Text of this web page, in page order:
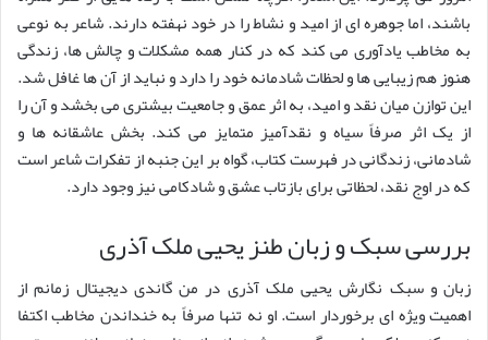
باشند، اما جوهره ای از امید و نشاط را در خود نهفته دارند. شاعر به نوعی
به مخاطب یادآوری می کند که در کنار همه مشکلات و چالش ها، زندگی
هنوز هم زیبایی ها و لحظات شادمانه خود را دارد و نباید از آن ها غافل شد.
این توازن میان نقد و امید، به اثر عمق و جامعیت بیشتری می بخشد و آن را
از یک اثر صرفاً سیاه و نقدآمیز متمایز می کند. بخش عاشقانه ها و
شادمانی، زندگانی در فهرست کتاب، گواه بر این جنبه از تفکرات شاعر است
که در اوج نقد، لحظاتی برای بازتاب عشق و شادکامی نیز وجود دارد.
بررسی سبک و زبان طنز یحیی ملک آذری
زبان و سبک نگارش یحیی ملک آذری در من گاندی دیجیتال زمانم از
اهمیت ویژه ای برخوردار است. او نه تنها صرفاً به خنداندن مخاطب اکتفا